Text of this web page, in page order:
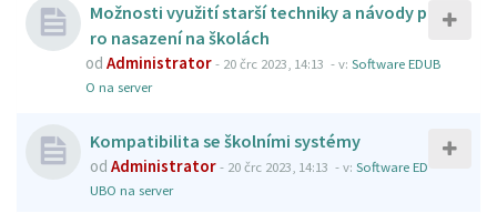
Možnosti využití starší techniky a návody p
ro nasazení na školách
od Administrator- 20 črc 2023, 14:13 - v: Software EDUB
O na server
Kompatibilita se školními systémy
od Administrator- 20 črc 2023, 14:13 - v: Software ED
UBO na server